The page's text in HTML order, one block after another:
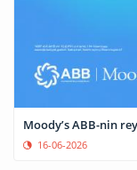
Moody’s ABB-nin
16-06-2026